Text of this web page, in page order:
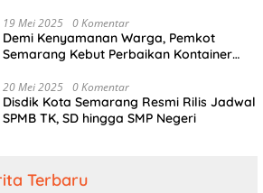
19 Mei 2025 0 Komentar
Demi Kenyamanan Warga, Pemkot
Semarang Kebut Perbaikan Kontainer
20 Mei 2025 0 Komentar
Disdik Kota Semarang Resmi Rilis Jadwal
SPMB TK, SD hingga SMP Negeri
Terbaru